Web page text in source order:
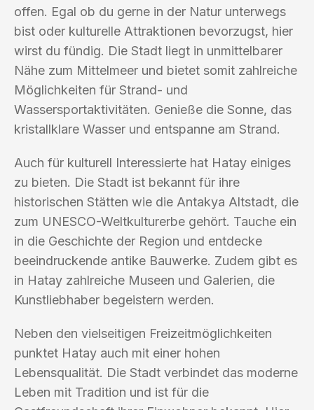
offen. Egal ob du gerne in der Natur unterwegs
bist oder kulturelle Attraktionen bevorzugst, hier
wirst du fündig. Die Stadt liegt in unmittelbarer
Nähe zum Mittelmeer und bietet somit zahlreiche
Möglichkeiten für Strand- und
Wassersportaktivitäten. Genieße die Sonne, das
kristallklare Wasser und entspanne am Strand.
Auch für kulturell Interessierte hat Hatay einiges
zu bieten. Die Stadt ist bekannt für ihre
historischen Stätten wie die Antakya Altstadt, die
zum UNESCO-Weltkulturerbe gehört. Tauche ein
in die Geschichte der Region und entdecke
beeindruckende antike Bauwerke. Zudem gibt es
in Hatay zahlreiche Museen und Galerien, die
Kunstliebhaber begeistern werden.
Neben den vielseitigen Freizeitmöglichkeiten
punktet Hatay auch mit einer hohen
Lebensqualität. Die Stadt verbindet das moderne
Leben mit Tradition und ist für die